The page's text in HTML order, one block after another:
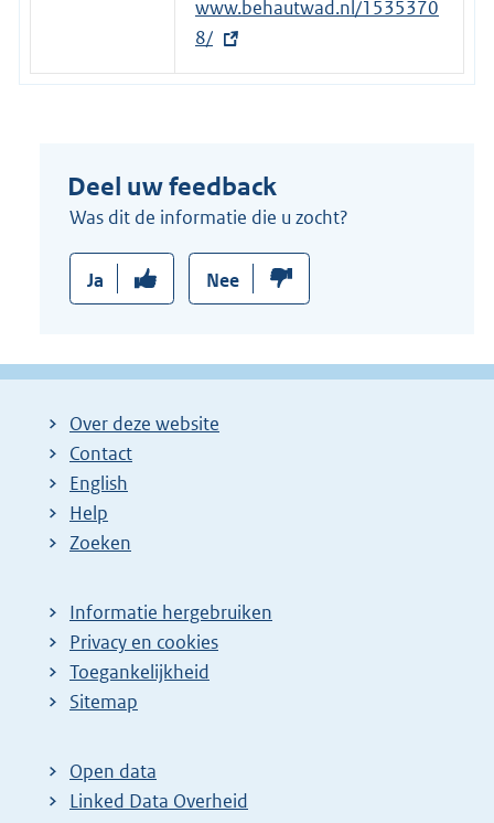
x
t
e
l
i
:
www.behautwad.nl/1535370
8/
Deel uw feedback
Was dit de informatie die u zocht?
Ja Nee
Over deze website
Contact
English
Help
Zoeken
Informatie hergebruiken
Privacy en cookies
Toegankelijkheid
Sitemap
Open data
Linked Data Overheid